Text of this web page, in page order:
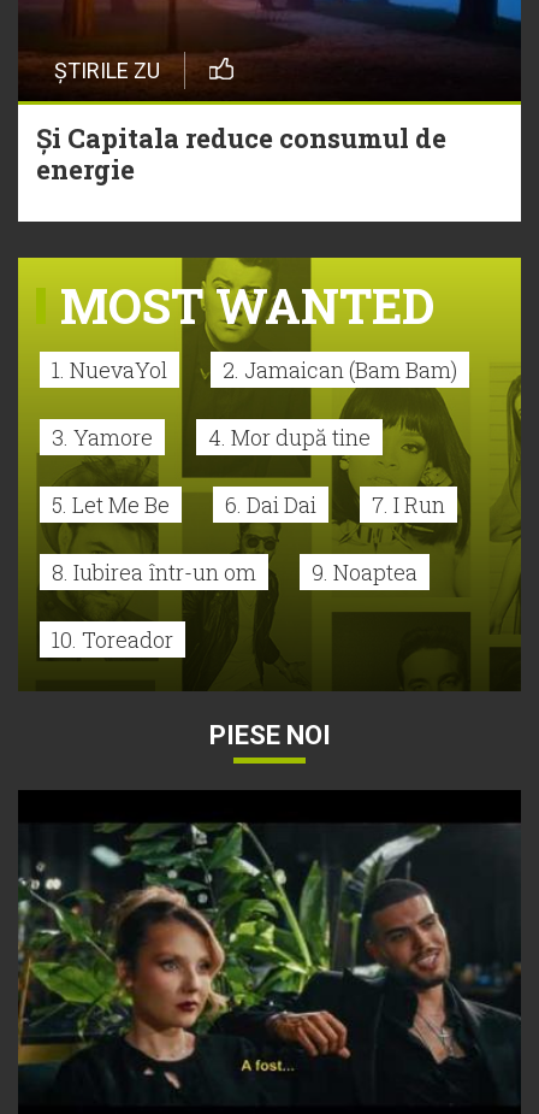
ȘTIRILE ZU
Și Capitala reduce consumul de
energie
MOST WANTED
1. NuevaYol 2. Jamaican (Bam Bam)
3. Yamore 4. Mor după tine
5. Let Me Be 6. Dai Dai 7. I Run
8. Iubirea într-un om 9. Noaptea
10. Toreador
PIESE NOI